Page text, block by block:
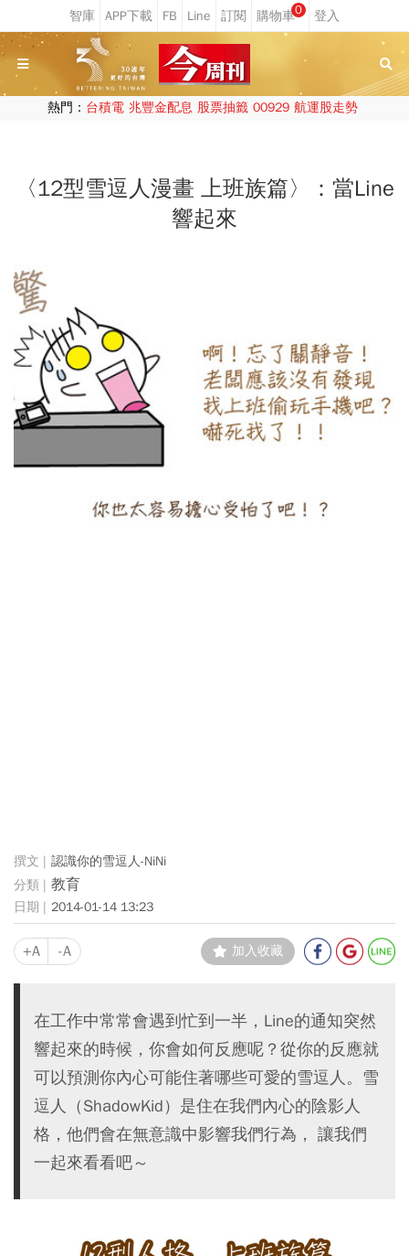
0
熱門： 台積電 兆豐金配息 股票抽籤 00929 航運股走勢
〈12型雪逗人漫畫 上班族篇〉：當Line
響起來
認識你的雪逗人-NiNi
教育
2014-01-14 13:23
+A -A 加入收藏
在工作中常常會遇到忙到一半，Line的通知突然
響起來的時候，你會如何反應呢？從你的反應就
可以預測你內心可能住著哪些可愛的雪逗人。雪
逗人（ShadowKid）是住在我們內心的陰影人
格，他們會在無意識中影響我們行為， 讓我們
一起來看看吧～